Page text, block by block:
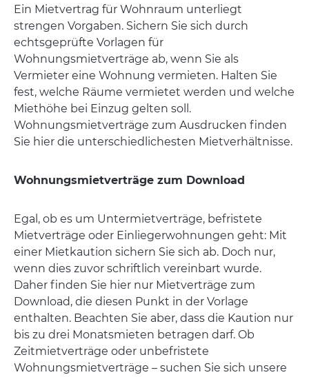
Ein Mietvertrag für Wohnraum unterliegt
strengen Vorgaben. Sichern Sie sich durch
echtsgeprüfte Vorlagen für
Wohnungsmietverträge ab, wenn Sie als
Vermieter eine Wohnung vermieten. Halten Sie
fest, welche Räume vermietet werden und welche
Miethöhe bei Einzug gelten soll.
Wohnungsmietverträge zum Ausdrucken finden
Sie hier die unterschiedlichesten Mietverhältnisse.
Wohnungsmietverträge zum Download
Egal, ob es um Untermietverträge, befristete
Mietverträge oder Einliegerwohnungen geht: Mit
einer Mietkaution sichern Sie sich ab. Doch nur,
wenn dies zuvor schriftlich vereinbart wurde.
Daher finden Sie hier nur Mietverträge zum
Download, die diesen Punkt in der Vorlage
enthalten. Beachten Sie aber, dass die Kaution nur
bis zu drei Monatsmieten betragen darf. Ob
Zeitmietverträge oder unbefristete
Wohnungsmietverträge – suchen Sie sich unsere